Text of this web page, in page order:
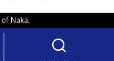
Naka.